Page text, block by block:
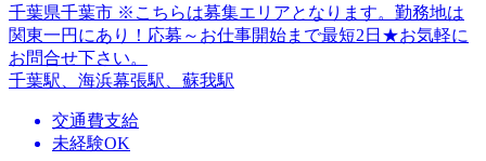
千葉県千葉市 ※こちらは募集エリアとなります。勤務地は
関東一円にあり！応募～お仕事開始まで最短2日★お気軽に
お問合せ下さい。
千葉駅、海浜幕張駅、蘇我駅
交通費支給
未経験OK